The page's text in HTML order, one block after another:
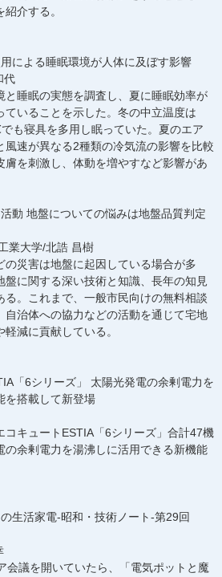
介する。
による睡眠環境が人体に及ぼす影響
代
と睡眠の実態を調査し、夏に睡眠効率が
ていることを示した。冬の中立温度は
寝具を多用し眠っていた。夏のエア
風速が異なる2種類の冷気流の影響を比較
膚を刺激し、体動を増やすなど影響があ
動 地盤についての悩みは地盤品質判定
業大学/北誥 昌樹
の災害は地盤に起因している場合が多
盤に関する深い技術と知識、長年の知見
る。これまで、一般市民向けの無料相談
自治体への協力などの活動を通じて宅地
減に貢献している。
「6シリーズ」 太陽光発電の余剰電力を
を搭載して新登場
コキュートESTIA「6シリーズ」合計47機
の余剰電力を湯沸しに活用できる新機能
生活家電-昭和・技術ノート-第29回
会議を開いていたら、「電気ポットと魔